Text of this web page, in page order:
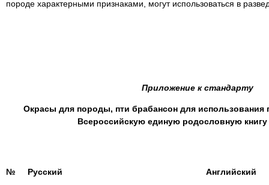
породе характерными признаками, могут использоваться в
Приложение к стандарту
Окрасы для породы, пти брабансон для использования
Всероссийскую единую родословную
№ Русский Английский